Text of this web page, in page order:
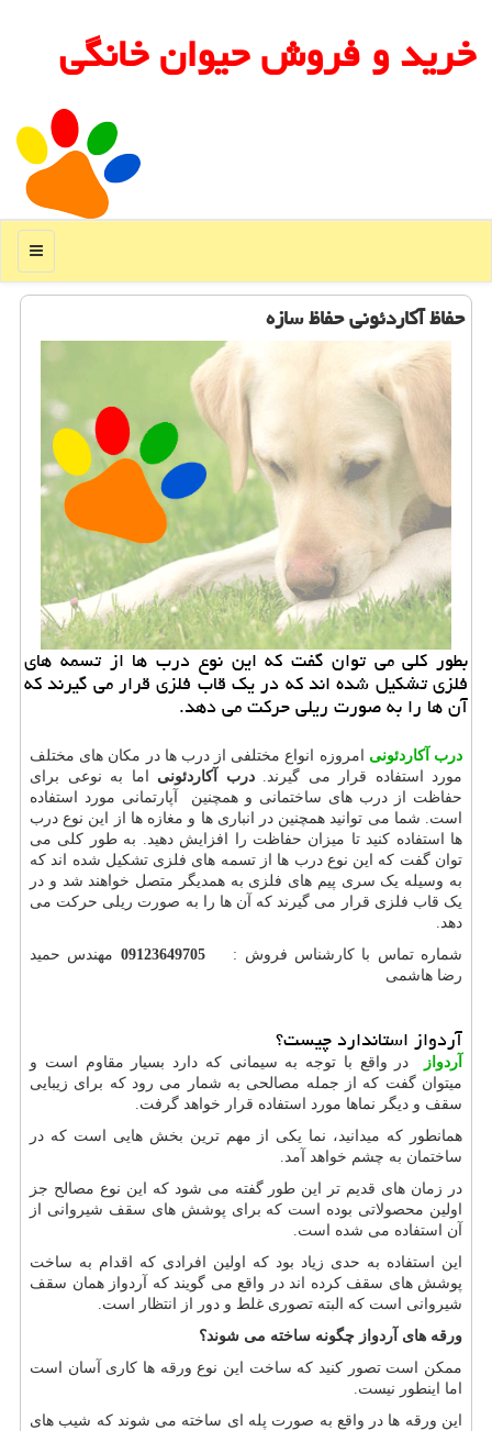
خرید و فروش حیوان خانگی
منو
حفاظ آكاردئونی حفاظ سازه
بطور كلی می توان گفت كه این نوع درب ها از تسمه های
فلزی تشكیل شده اند كه در یك قاب فلزی قرار می گیرند كه
آن ها را به صورت ریلی حركت می دهد.
درب آکاردئونی امروزه انواع مختلفی از درب ها در مکان های مختلف
مورد استفاده قرار می گیرند.درب آکاردئونی اما به نوعی برای
حفاظت از درب های ساختمانی و همچنین آپارتمانی مورد استفاده
است. شما می توانید همچنین در انباری ها و مغازه ها از این نوع درب
ها استفاده کنید تا میزان حفاظت را افزایش دهید. به طور کلی می
توان گفت که این نوع درب ها از تسمه های فلزی تشکیل شده اند که
به وسیله یک سری پیم های فلزی به همدیگر متصل خواهند شد و در
یک قاب فلزی قرار می گیرند که آن ها را به صورت ریلی حرکت می
دهد.
شماره تماس با کارشناس فروش :09123649705 مهندس حمید
رضا هاشمی
آردواز استاندارد چیست؟
آردواز
در واقع با توجه به سیمانی که دارد بسیار مقاوم است و
میتوان گفت که از جمله مصالحی به شمار می رود که برای زیبایی
سقف و دیگر نماها مورد استفاده قرار خواهد گرفت.
همانطور که میدانید، نما یکی از مهم ترین بخش هایی است که در
ساختمان به چشم خواهد آمد.
در زمان های قدیم تر این طور گفته می شود که این نوع مصالح جز
اولین محصولاتی بوده است که برای پوشش های سقف شیروانی از
آن استفاده می شده است.
این استفاده به حدی زیاد بود که اولین افرادی که اقدام به ساخت
پوشش های سقف کرده اند در واقع می گویند که آردواز همان سقف
شیروانی است که البته تصوری غلط و دور از انتظار است.
ورقه های آردواز چگونه ساخته می شوند؟
ممکن است تصور کنید که ساخت این نوع ورقه ها کاری آسان است
اما اینطور نیست.
این ورقه ها در واقع به صورت پله ای ساخته می شوند که شیب های